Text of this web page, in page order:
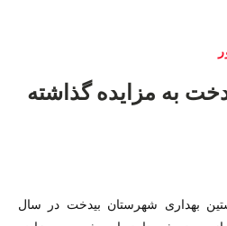
به مزایده گذاشته
بهداری شهرستان بیدخت در سال